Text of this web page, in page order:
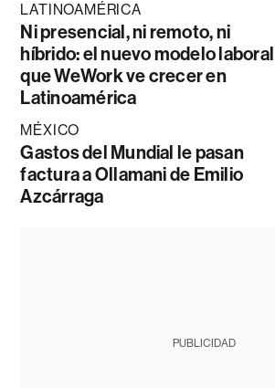
LATINOAMÉRICA
Ni presencial, ni remoto, ni
híbrido: el nuevo modelo laboral
que WeWork ve crecer en
Latinoamérica
MÉXICO
Gastos del Mundial le pasan
factura a Ollamani de Emilio
Azcárraga
PUBLICIDAD